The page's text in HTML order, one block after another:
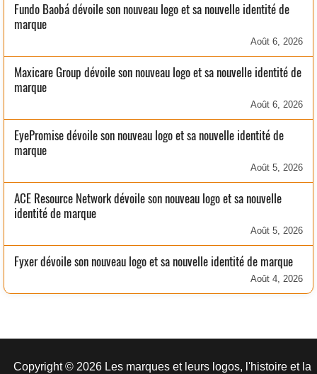
Fundo Baobá dévoile son nouveau logo et sa nouvelle identité de
marque
Août 6, 2026
Maxicare Group dévoile son nouveau logo et sa nouvelle identité de
marque
Août 6, 2026
EyePromise dévoile son nouveau logo et sa nouvelle identité de
marque
Août 5, 2026
ACE Resource Network dévoile son nouveau logo et sa nouvelle
identité de marque
Août 5, 2026
Fyxer dévoile son nouveau logo et sa nouvelle identité de marque
Août 4, 2026
Copyright © 2026 Les marques et leurs logos, l'histoire et la